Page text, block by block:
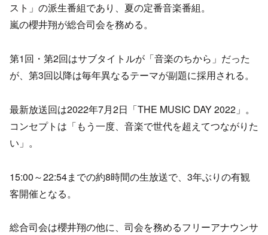
スト」の派生番組であり、夏の定番音楽番組。
嵐の櫻井翔が総合司会を務める。
第1回・第2回はサブタイトルが「音楽のちから」だった
が、第3回以降は毎年異なるテーマが副題に採用される。
最新放送回は2022年7月2日「THE MUSIC DAY 2022」。
コンセプトは「もう一度、音楽で世代を超えてつながりた
い」。
15:00～22:54までの約8時間の生放送で、3年ぶりの有観
客開催となる。
総合司会は櫻井翔の他に、司会を務めるフリーアナウンサ